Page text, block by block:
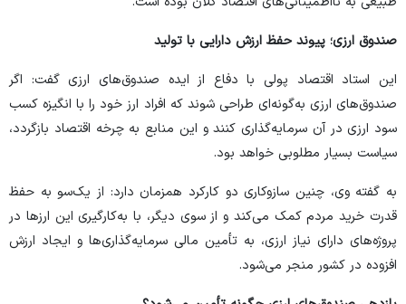
صندوق ارزی؛ پیوند حفظ ارزش دارایی با تولید
این استاد اقتصاد پولی با دفاع از ایده صندوق‌های ارزی گفت: اگر
صندوق‌های ارزی به‌گونه‌ای طراحی شوند که افراد ارز خود را با انگیزه کسب
سود ارزی در آن سرمایه‌گذاری کنند و این منابع به چرخه اقتصاد بازگردد،
سیاست بسیار مطلوبی خواهد بود.
به گفته وی، چنین سازوکاری دو کارکرد همزمان دارد: از یک‌سو به حفظ
قدرت خرید مردم کمک می‌کند و از سوی دیگر، با به‌کارگیری این ارزها در
پروژه‌های دارای نیاز ارزی، به تأمین مالی سرمایه‌گذاری‌ها و ایجاد ارزش
افزوده در کشور منجر می‌شود.